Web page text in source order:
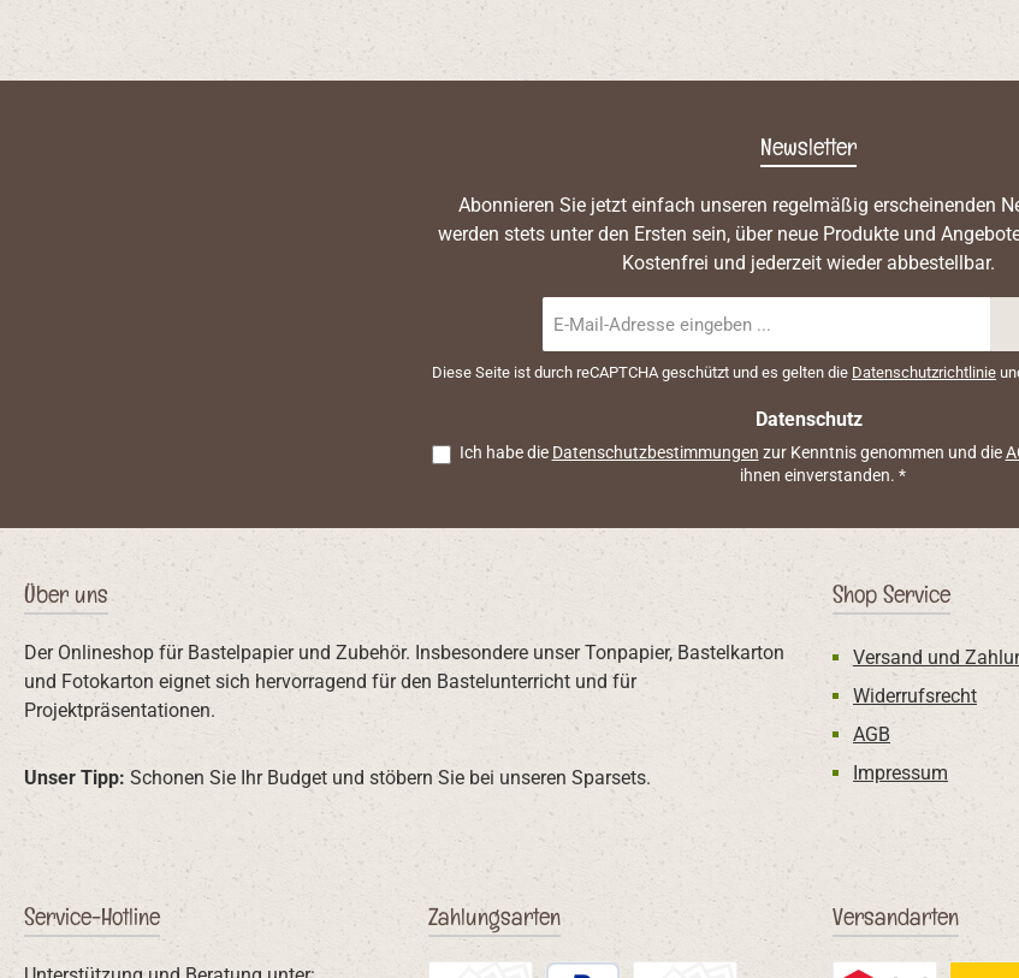
Newsletter
Abonnieren Sie jetzt einfach unseren regelmäßig erscheinenden
werden stets unter den Ersten sein, über neue Produkte und
Kostenfrei und jederzeit wieder abbestellbar.
Mail-
Diese Seite ist durch reCAPTCHA geschützt und es gelten die Datenschutzrichtlinie
Datenschutz
Ich habe die Datenschutzbestimmungen zur Kenntnis genommen und die
ihnen einverstanden. *
Über uns
Der Onlineshop für Bastelpapier und Zubehör. Insbesondere unser Tonpapier, Bastelkarton
und Fotokarton eignet sich hervorragend für den Bastelunterricht und für
Projektpräsentationen.
Unser Tipp: Schonen Sie Ihr Budget und stöbern Sie bei unseren Sparsets.
Shop Service
Versand und
Widerrufsrecht
AGB
Impressum
Service-Hotline Zahlungsarten Versandarten